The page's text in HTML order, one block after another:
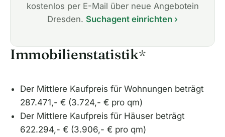
kostenlos per E-Mail über neue Angebotein
Dresden. Suchagent einrichten ›
Immobilienstatistik*
Der Mittlere Kaufpreis für Wohnungen beträgt
287.471,- € (3.724,- € pro qm)
Der Mittlere Kaufpreis für Häuser beträgt
622.294,- € (3.906,- € pro qm)